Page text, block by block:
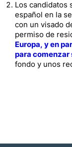
Los candidatos
español en la
con un visado
permiso de
Europa, y en
para comenzar
fondo y unos